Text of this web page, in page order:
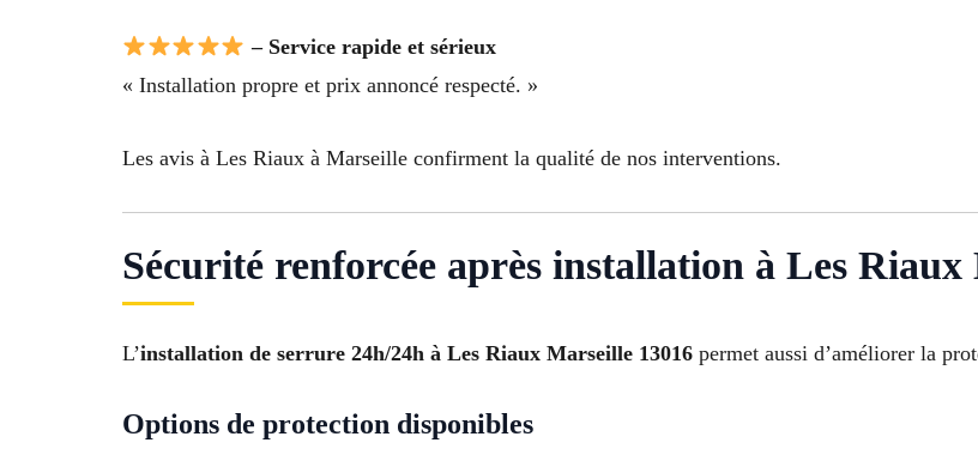
– Service rapide et sérieux
« Installation propre et prix annoncé respecté. »
Les avis à Les Riaux à Marseille confirment la qualité de nos interventions.
Sécurité renforcée après installation à Les
L’installation de serrure 24h/24h à Les Riaux Marseille 13016 permet aussi d’améliorer la
Options de protection disponibles